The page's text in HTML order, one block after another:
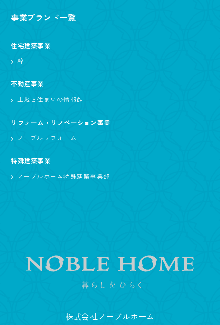
事業ブランド一覧
住宅建築事業
粋
不動産事業
土地と住まいの情報館
リフォーム・リノベーション事業
ノーブルリフォーム
特殊建築事業
ノーブルホーム特殊建築事業部
株式会社ノーブルホーム